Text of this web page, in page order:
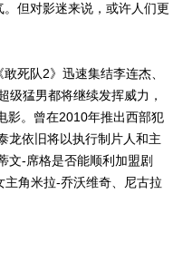
但对影迷来说，或许人们更
死队2》迅速集结李连杰、
猛男都将继续发挥威力，
影。曾在2010年推出西部犯
龙依旧将以执行制片人和主
文-席格是否能顺利加盟剧
主角米拉-乔沃维奇、尼古拉